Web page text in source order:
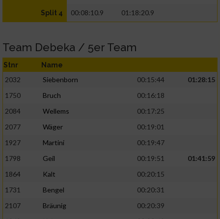
Split 4 00:08:10.9 01:18:20.9
Team Debeka / 5er Team
Stnr Name
2032 Siebenborn 00:15:44
01:28:15
1750
Bruch
00:16:18
2084
Wellems
00:17:25
2077
Wäger
00:19:01
1927
Martini
00:19:47
1798
Geil 00:19:51
01:41:59
1864
Kalt
00:20:15
1731
Bengel
00:20:31
2107
Bräunig
00:20:39